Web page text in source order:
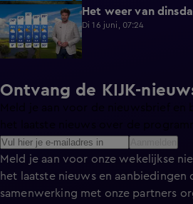
1:00 Het weer van
Di 16 juni, 07:24
Ontvang de KIJK-
Meld je aan voor de nieuwsbrief en
Meld je aan voor onze wekelijkse
het laatste nieuws en aanbiedingen
samenwerking met onze partners